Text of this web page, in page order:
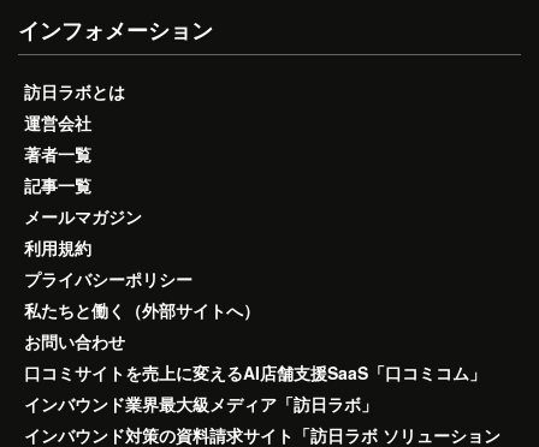
インフォメーション
訪日ラボとは
運営会社
著者一覧
記事一覧
メールマガジン
利用規約
プライバシーポリシー
私たちと働く（外部サイトへ）
お問い合わせ
口コミサイトを売上に変えるAI店舗支援SaaS「口コミコム」
インバウンド業界最大級メディア「訪日ラボ」
インバウンド対策の資料請求サイト「訪日ラボ ソリューション